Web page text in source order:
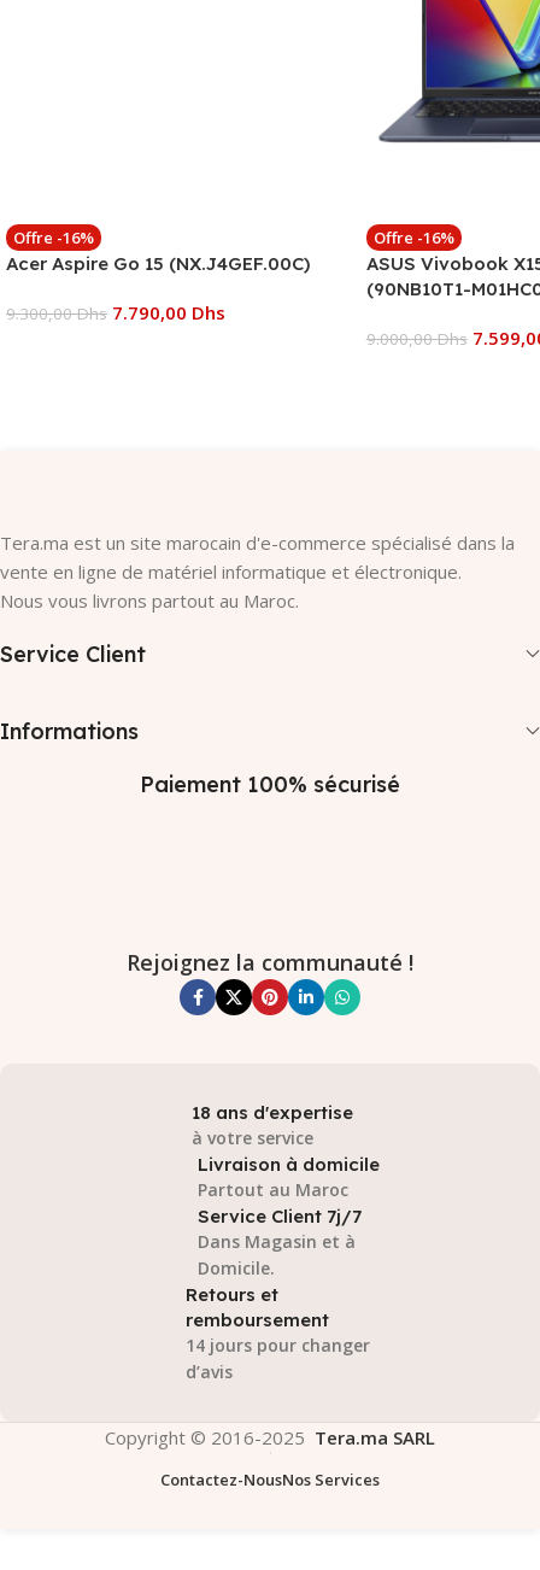
Offre -16%
Acer Aspire Go 15 (NX.J4GEF.00C)
9.300,00Dhs 7.790,00 Dhs
Offre -16%
ASUS Vivobook
(90NB10T1-
9.000,00Dhs
Tera.ma est un site marocain d'e-commerce spécialisé dans la
vente en ligne de matériel informatique et électronique.
Nous vous livrons partout au Maroc.
Service Client
Informations
Paiement 100% sécurisé
Rejoignez la communauté !
18 ans d'expertise
à votre service
Livraison à domicile
Partout au Maroc
Service Client 7j/7
Dans Magasin et à
Domicile.
Retours et
remboursement
14 jours pour changer
d’avis
Copyright © 2016-2025 Tera.ma SARL
Contactez-NousNos Services